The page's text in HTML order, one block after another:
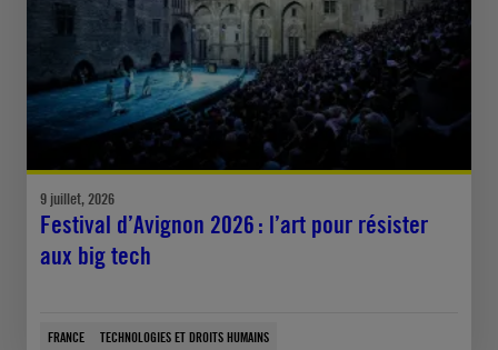
9 juillet, 2026
Festival d’Avignon 2026 : l’art pour résister
aux big tech
FRANCE TECHNOLOGIES ET DROITS HUMAINS